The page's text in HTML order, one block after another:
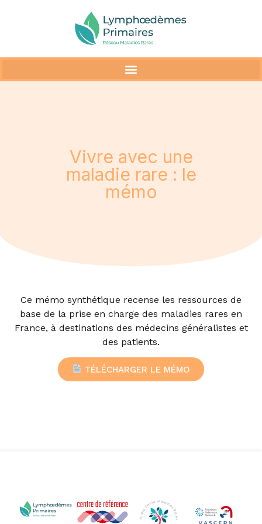
Vivre avec une
maladie rare : le
mémo
Ce mémo synthétique recense les ressources de
base de la prise en charge des maladies rares en
France, à destinations des médecins généralistes et
des patients.
TÉLÉCHARGER LE MÉMO